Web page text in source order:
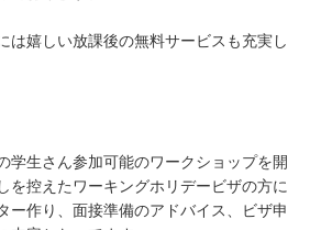
は嬉しい放課後の無料サービスも充実し
学生さん参加可能のワークショップを開
を控えたワーキングホリデービザの方に
ー作り、面接準備のアドバイス、ビザ申